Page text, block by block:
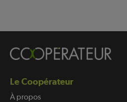
Le Coopérateur
À propos